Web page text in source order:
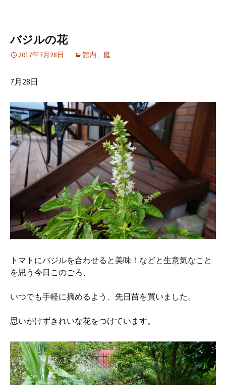
バジルの花
2017年7月28日 館内、庭
7月28日
トマトにバジルを合わせると美味！などと生意気なこと
を思う今日このごろ、
いつでも手軽に摘めるよう、先日苗を買いました。
思いがけずきれいな花をつけています。